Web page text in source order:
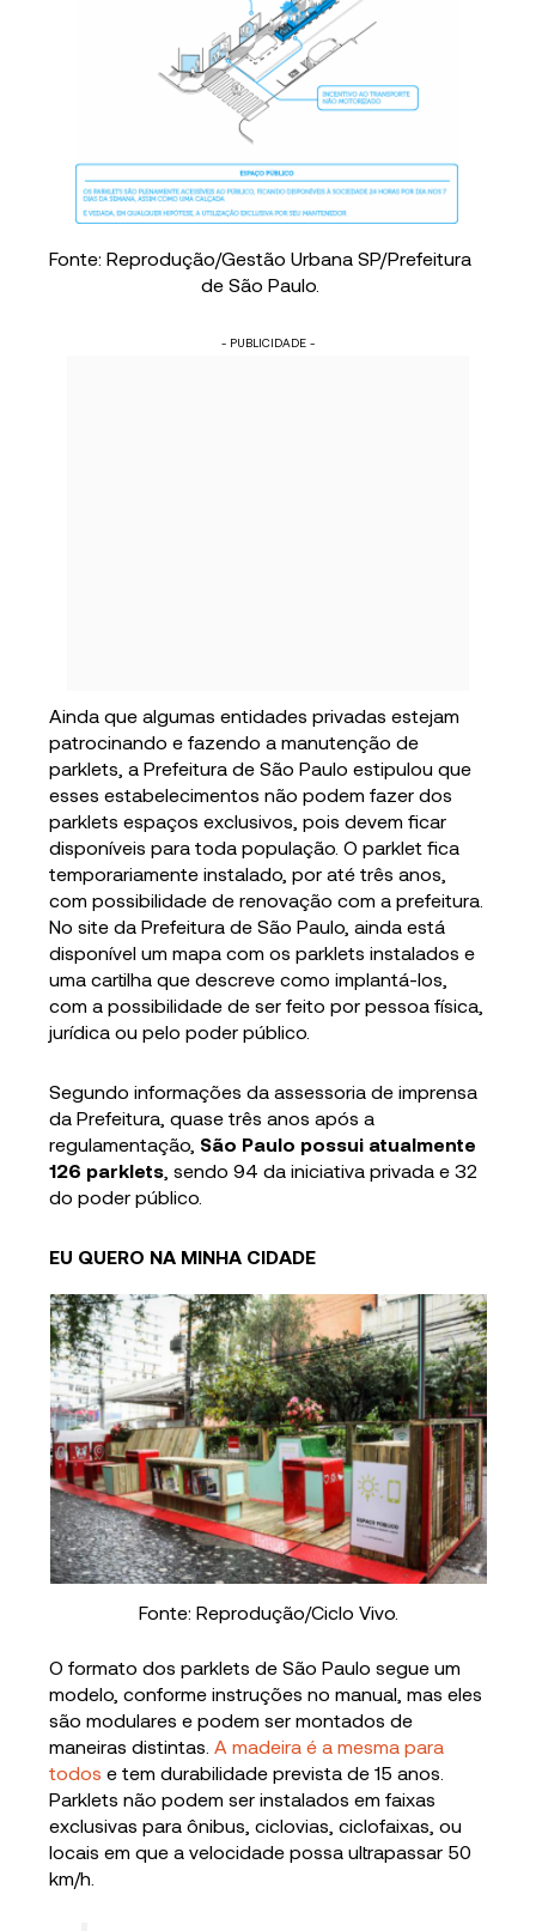
Fonte: Reprodução/Gestão Urbana SP/Prefeitura
de São Paulo.
- PUBLICIDADE -
Ainda que algumas entidades privadas estejam
patrocinando e fazendo a manutenção de
parklets, a Prefeitura de São Paulo estipulou que
esses estabelecimentos não podem fazer dos
parklets espaços exclusivos, pois devem ficar
disponíveis para toda população. O parklet fica
temporariamente instalado, por até três anos,
com possibilidade de renovação com a prefeitura.
No site da Prefeitura de São Paulo, ainda está
disponível um mapa com os parklets instalados e
uma cartilha que descreve como implantá-los,
com a possibilidade de ser feito por pessoa física,
jurídica ou pelo poder público.
Segundo informações da assessoria de imprensa
da Prefeitura, quase três anos após a
regulamentação, São Paulo possui atualmente
126 parklets , sendo 94 da iniciativa privada e 32
do poder público.
EU QUERO NA MINHA CIDADE
Fonte: Reprodução/Ciclo Vivo.
O formato dos parklets de São Paulo segue um
modelo, conforme instruções no manual, mas eles
são modulares e podem ser montados de
maneiras distintas.A madeira é a mesma para
todos e tem durabilidade prevista de 15 anos.
Parklets não podem ser instalados em faixas
exclusivas para ônibus, ciclovias, ciclofaixas, ou
locais em que a velocidade possa ultrapassar 50
km/h.